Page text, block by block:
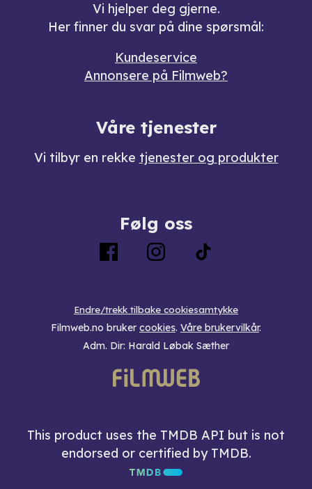
Vi hjelper deg gjerne.
Her finner du svar på dine spørsmål:
Kundeservice
Annonsere på Filmweb?
Våre tjenester
Vi tilbyr en rekke tjenester og produkter
Følg oss
Endre/trekk tilbake cookiesamtykke
Filmweb.no bruker cookies. Våre brukervilkår.
Adm. Dir: Harald Løbak Sæther
This product uses the TMDB API but is not
endorsed or certified by TMDB.